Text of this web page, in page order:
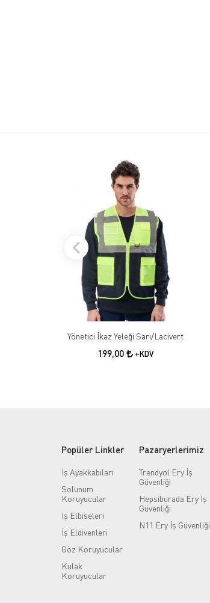
Yönetici İkaz Yeleği Sarı/Lacivert
199,00 +KDV
Popüler Linkler
İş Ayakkabıları
Solunum
Koruyucular
İş Elbiseleri
İş Eldivenleri
Göz Koruyucular
Kulak
Koruyucular
Pazaryerlerimiz
Trendyol Ery İş
Güvenliği
Hepsiburada Ery İş
Güvenliği
N11 Ery İş Güvenliği